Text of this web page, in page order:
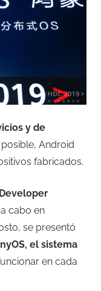
y de
Android
fabricados.
cabo en
se presentó
el sistema
en cada